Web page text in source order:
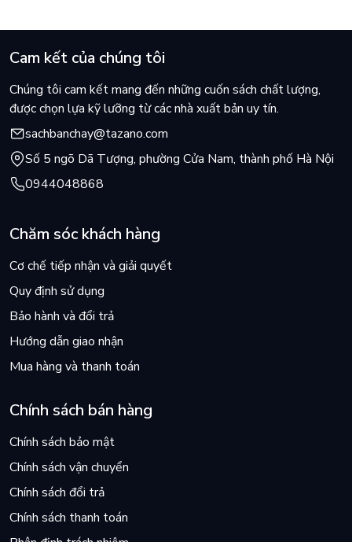
Cam kết của chúng tôi
Chúng tôi cam kết mang đến những cuốn sách chất lượng,
được chọn lựa kỹ lưỡng từ các nhà xuất bản uy tín.
sachbanchay@tazano.com
Số 5 ngõ Dã Tượng, phường Cửa Nam, thành phố Hà Nội
0944048868
Chăm sóc khách hàng
Cơ chế tiếp nhận và giải quyết
Quy định sử dụng
Bảo hành và đổi trả
Hướng dẫn giao nhận
Mua hàng và thanh toán
Chính sách bán hàng
Chính sách bảo mật
Chính sách vận chuyển
Chính sách đổi trả
Chính sách thanh toán